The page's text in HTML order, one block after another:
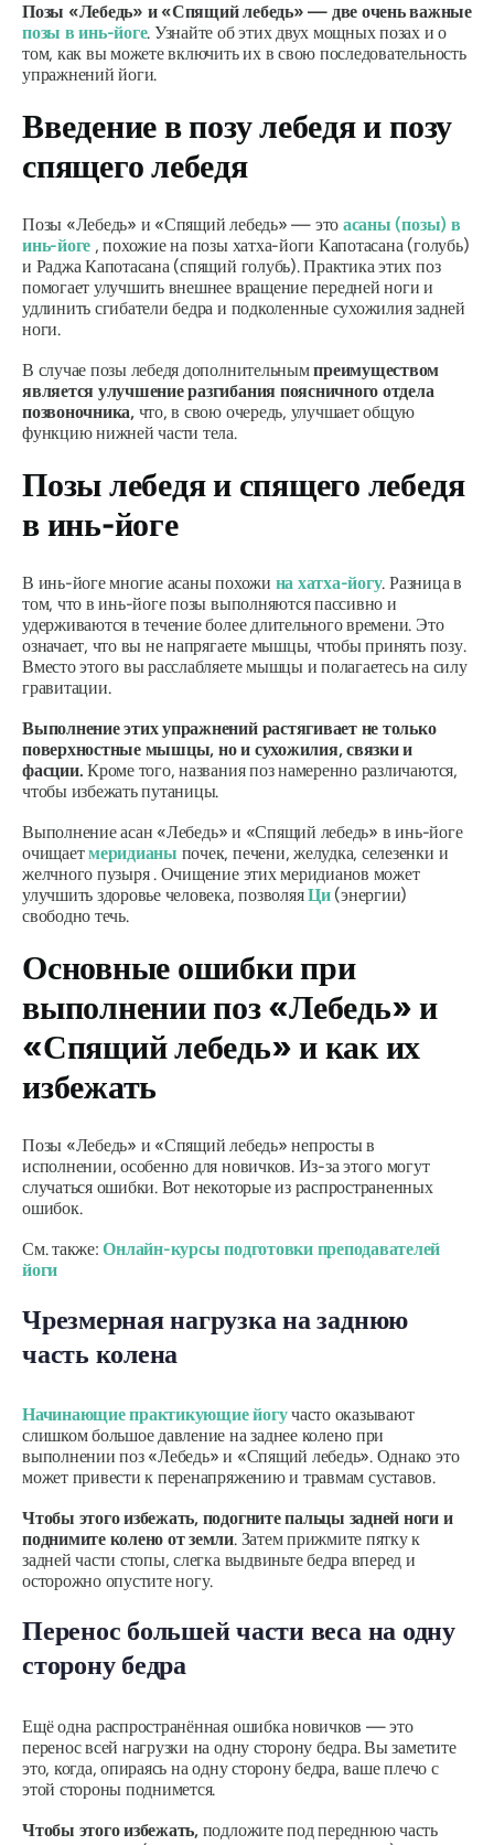
Позы «Лебедь» и «Спящий лебедь» — две очень важные
позы в инь-йоге. Узнайте об этих двух мощных позах и о
том, как вы можете включить их в свою последовательность
упражнений йоги.
Введение в позу лебедя и позу
спящего лебедя
Позы «Лебедь» и «Спящий лебедь» — это асаны (позы) в
инь-йоге , похожие на позы хатха-йоги Капотасана (голубь)
и Раджа Капотасана (спящий голубь). Практика этих поз
помогает улучшить внешнее вращение передней ноги и
удлинить сгибатели бедра и подколенные сухожилия задней
ноги.
В случае позы лебедя дополнительнымпреимуществом
является улучшение разгибания поясничного отдела
позвоночника,что, в свою очередь, улучшает общую
функцию нижней части тела.
Позы лебедя и спящего лебедя
в инь-йоге
В инь-йоге многие асаныпохожи на хатха-йогу. Разница в
том, что в инь-йоге позы выполняются пассивно и
удерживаются в течение более длительного времени. Это
означает, что вы не напрягаете мышцы, чтобы принять позу.
Вместо этого вы расслабляете мышцы и полагаетесь на силу
гравитации.
Выполнение этих упражнений растягивает не только
поверхностные мышцы, но и сухожилия, связки и
фасции.Кроме того, названия поз намеренно различаются,
чтобы избежать путаницы.
Выполнениеасан «Лебедь» и «Спящий лебедь» в инь-йоге
очищаетмеридианы почек, печени, желудка, селезенки и
желчного пузыря . Очищение этих меридианов может
улучшить здоровье человека, позволяяЦи(энергии)
свободно течь.
Основные ошибки при
выполнении поз «Лебедь» и
«Спящий лебедь» и как их
избежать
Позы «Лебедь» и «Спящий лебедь» непросты в
исполнении, особенно для новичков. Из-за этого могут
случаться ошибки. Вот некоторые из распространенных
ошибок.
См. также:Онлайн-курсы подготовки преподавателей
йоги
Чрезмерная нагрузка на заднюю
часть колена
Начинающие практикующие йогучасто оказывают
слишком большое давление на заднее колено при
выполнении поз «Лебедь» и «Спящий лебедь». Однако это
может привести к перенапряжению и травмам суставов.
Чтобы этого избежать, подогните пальцы задней ноги и
поднимите колено от земли. Затем прижмите пятку к
задней части стопы, слегка выдвиньте бедра вперед и
осторожно опустите ногу.
Перенос большей части веса на одну
сторону бедра
Ещё одна распространённая ошибка новичков — это
перенос всей нагрузки на одну сторону бедра. Вы заметите
это, когда, опираясь на одну сторону бедра, ваше плечо с
этой стороны поднимется.
Чтобы этого избежать, подложите под переднюю часть